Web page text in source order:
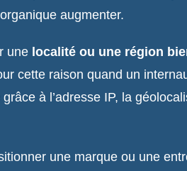
augmenter.
une localité ou une région
cette raison quand un
à l’adresse IP, la
une marque ou une